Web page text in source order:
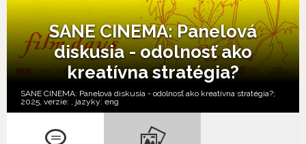
SANE CINEMA: Panelová
diskusia - odolnosť ako
kreatívna stratégia?
SANE CINEMA: Panelová diskusia - odolnosť ako kreatívna stratégia?;
2025, verzie:
jazyky: eng